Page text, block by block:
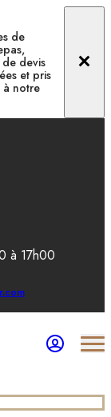
de
devis
et pris
à notre
à 17h00